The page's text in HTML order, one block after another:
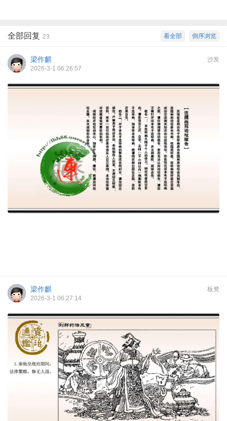
倒序浏览
看全部
全部回复 23
沙发
梁作麒
2026-3-1 06:26:57
板凳
梁作麒
2026-3-1 06:27:14